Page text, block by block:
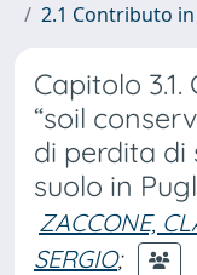
2.1 Contributo
Capitolo
“soil
di perdita di
suolo in
ZACCONE,
SERGIO;